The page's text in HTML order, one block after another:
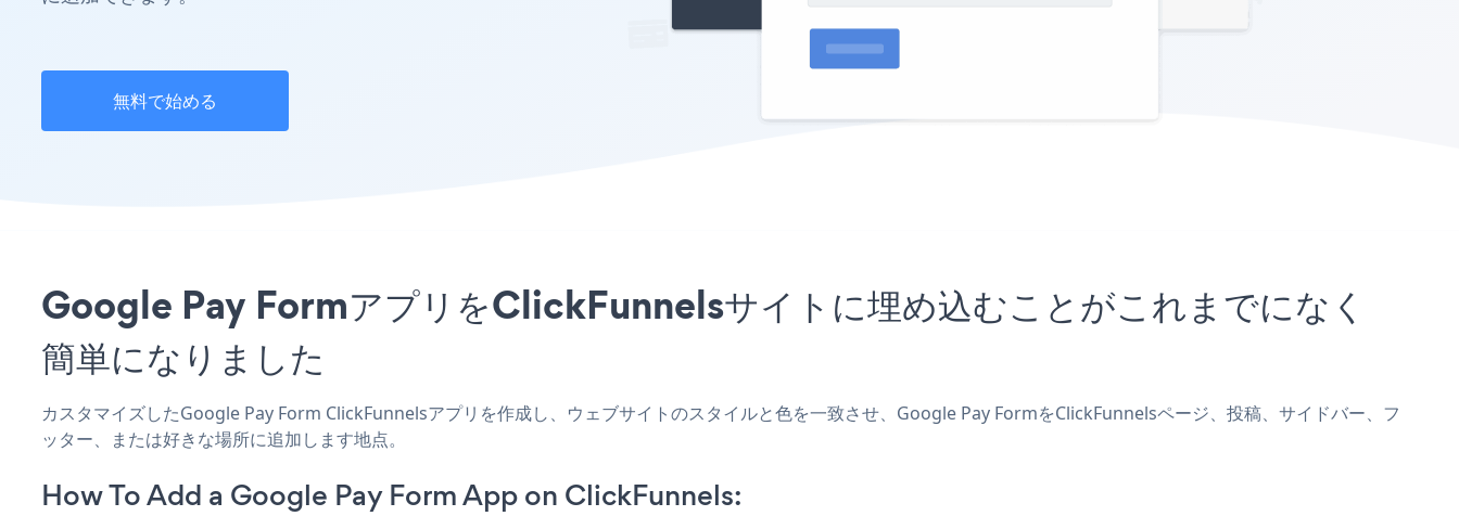
無料で始める
Google Pay FormアプリをClickFunnelsサイトに埋め込むことがこれまでになく
簡単になりました
カスタマイズしたGoogle Pay Form ClickFunnelsアプリを作成し、ウェブサイトのスタイルと色を一致させ、Google Pay FormをClickFunnelsページ、投稿、サイドバー、フ
ッター、または好きな場所に追加します地点。
How To Add a Google Pay Form App on ClickFunnels: